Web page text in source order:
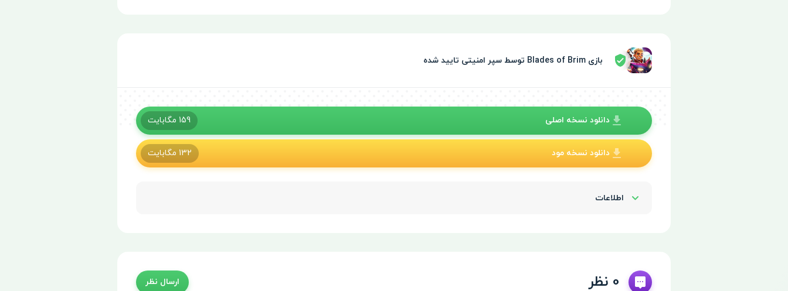
بازی Blades of Brim توسط سپر امنیتی تایید شده
دانلود نسخه اصلی 159 مگابایت
دانلود نسخه مود 132 مگابایت
اطلاعات
0 نظر ارسال نظر